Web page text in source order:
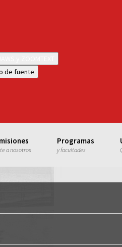
de fuente
a nosotros
Programas
y facultades